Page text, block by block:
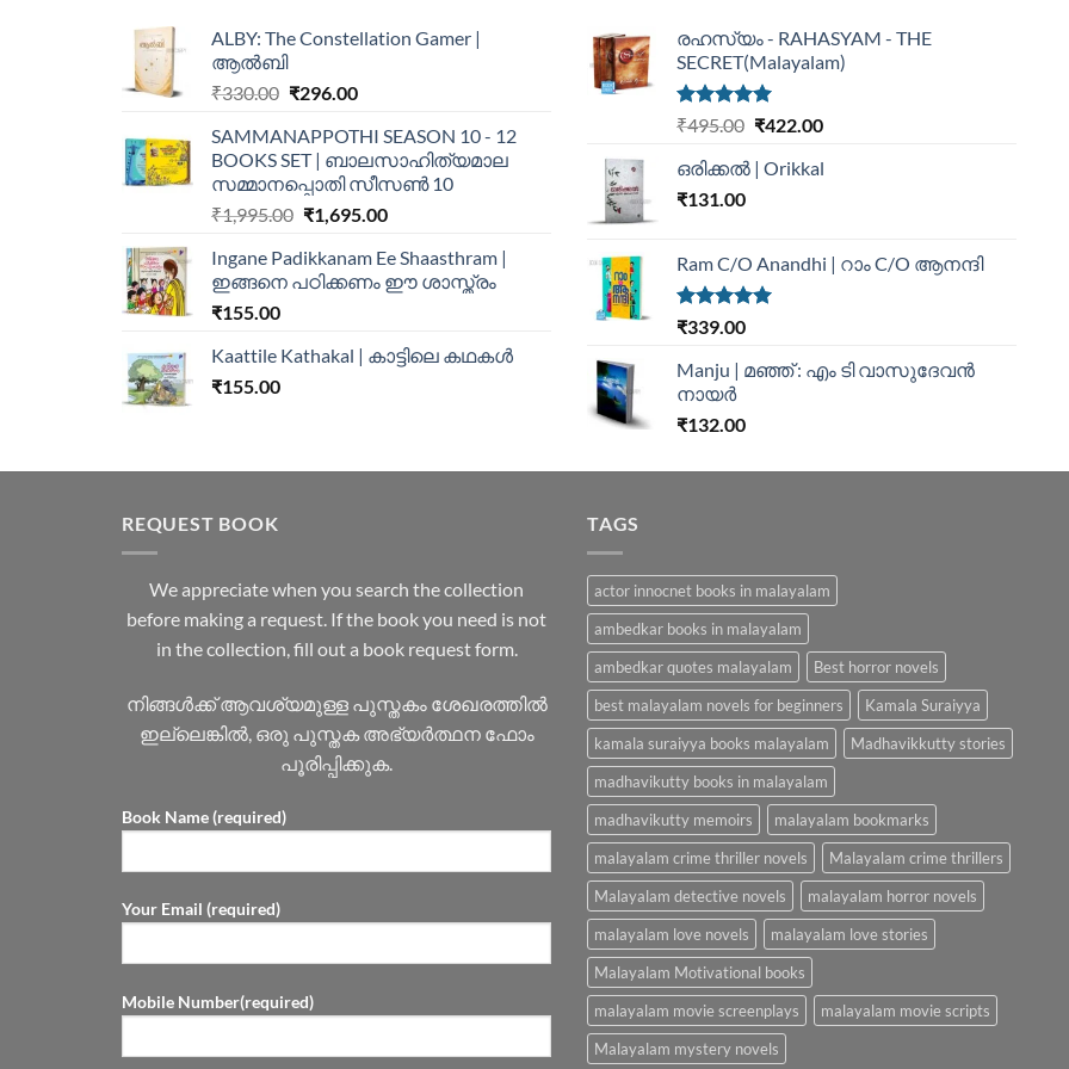
ALBY: The Constellation Gamer |
ആൽബി
₹330.00 ₹296.00
SAMMANAPPOTHI SEASON 10 - 12
BOOKS SET | ബാലസാഹിത്യമാല
സമ്മാനപ്പൊതി സീസൺ 10
₹1,995.00 ₹1,695.00
Ingane Padikkanam Ee Shaasthram |
ഇങ്ങനെ പഠിക്കണം ഈ ശാസ്ത്രം
₹155.00
Kaattile Kathakal | കാട്ടിലെ കഥകള്‍
₹155.00
രഹസ്യം - RAHASYAM - THE
SECRET(Malayalam)
Rated5.00
₹495.00 ₹422.00
ഒരിക്കൽ | Orikkal
₹131.00
Ram C/O Anandhi | റാം C/O ആനന്ദി
Rated5.00
₹339.00
Manju | മഞ്ഞ് : എം ടി വാസുദേവന്‍
നായര്‍
₹132.00
REQUEST BOOK
We appreciate when you search the collection
before making a request. If the book you need is not
in the collection, fill out a book request form.
നിങ്ങൾക്ക് ആവശ്യമുള്ള പുസ്തകം ശേഖരത്തിൽ
ഇല്ലെങ്കിൽ, ഒരു പുസ്തക അഭ്യർത്ഥന ഫോം
പൂരിപ്പിക്കുക.
Book Name (required)
Your Email (required)
Mobile Number(required)
TAGS
actor innocnet books in malayalam
ambedkar books in malayalam
ambedkar quotes malayalam
Best horror novels
best malayalam novels for beginners
Kamala Suraiyya
kamala suraiyya books malayalam
Madhavikkutty stories
madhavikutty books in malayalam
madhavikutty memoirs
malayalam bookmarks
malayalam crime thriller novels
Malayalam crime thrillers
Malayalam detective novels
malayalam horror novels
malayalam love novels
malayalam love stories
Malayalam Motivational books
malayalam movie screenplays
malayalam movie scripts
Malayalam mystery novels